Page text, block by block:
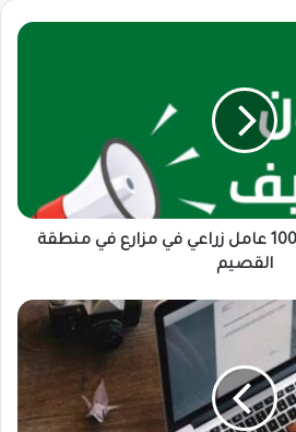
فرصة عمل مميزة... 1000 عامل زراعي في مزارع في منطقة
القصيم